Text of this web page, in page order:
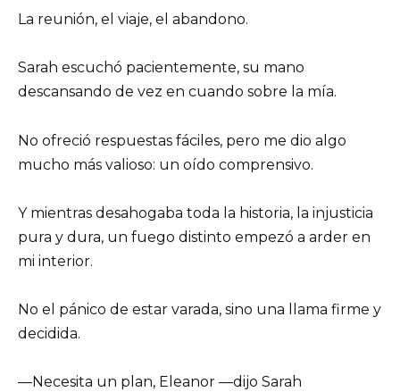
La reunión, el viaje, el abandono.
Sarah escuchó pacientemente, su mano
descansando de vez en cuando sobre la mía.
No ofreció respuestas fáciles, pero me dio algo
mucho más valioso: un oído comprensivo.
Y mientras desahogaba toda la historia, la injusticia
pura y dura, un fuego distinto empezó a arder en
mi interior.
No el pánico de estar varada, sino una llama firme y
decidida.
—Necesita un plan, Eleanor —dijo Sarah